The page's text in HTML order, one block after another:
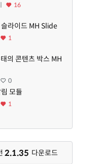
16
슬라이드 MH Slide
1
의 콘텐츠 박스 MH
0
모듈
1
2.1.35 다운로드